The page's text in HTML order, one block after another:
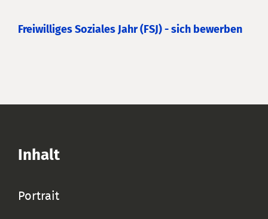
Freiwilliges Soziales Jahr (FSJ) - sich bewerben
Inhalt
Portrait